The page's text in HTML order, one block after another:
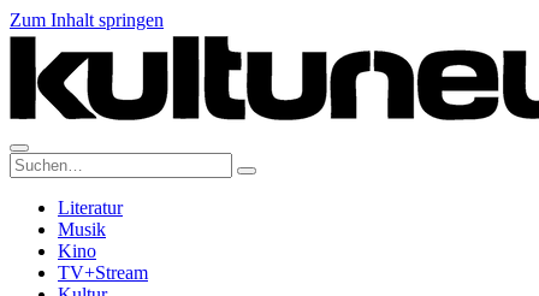
Zum Inhalt springen
Suche:
Literatur
Musik
Kino
TV+Stream